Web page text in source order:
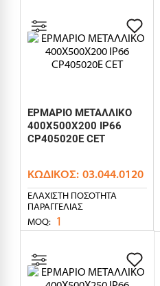
ΕΡΜΑΡΙΟ ΜΕΤΑΛΛΙΚΟ
400X500X200 IP66
CP405020E CET
ΚΩΔΙΚΌΣ: 03.044.0120
ΕΛΆΧΙΣΤΗ ΠΟΣΌΤΗΤΑ
ΠΑΡΑΓΓΕΛΊΑΣ
MOQ: 1